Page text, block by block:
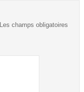
Les champs obligatoires